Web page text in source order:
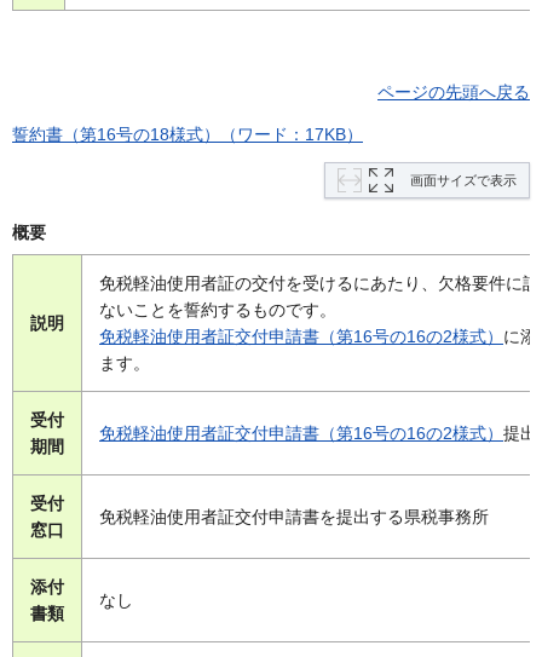
ページの先頭へ戻る
誓約書（第16号の18様式）（ワード：17KB）
画面サイズで表示
概要
説明
免税軽油使用者証の交付を受けるにあたり、欠格要件に
ないことを誓約するものです。
免税軽油使用者証交付申請書（第16号の16の2様式） に添
ます。
受付
期間
免税軽油使用者証交付申請書（第16号の16の2様式） 提出
受付
窓口
免税軽油使用者証交付申請書を提出する県税事務所
添付
書類
なし